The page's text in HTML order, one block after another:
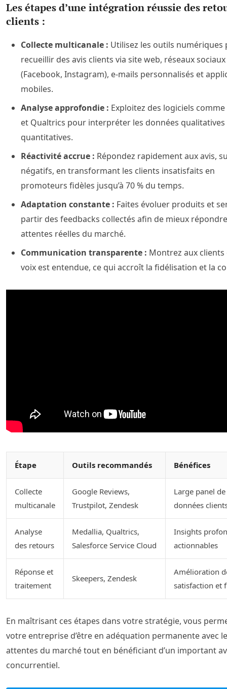
Les étapes d’une intégration réussie des
clients :
Collecte multicanale : Utilisez les outils numériques
recueillir des avis clients via site web, réseaux sociaux
(Facebook, Instagram), e-mails personnalisés et
mobiles.
Analyse approfondie : Exploitez des logiciels
et Qualtrics pour interpréter les données qualitatives
quantitatives.
Réactivité accrue : Répondez rapidement aux avis,
négatifs, en transformant les clients insatisfaits en
promoteurs fidèles jusqu’à 70 % du temps.
Adaptation constante : Faites évoluer produits et
partir des feedbacks collectés afin de mieux
attentes réelles du marché.
Communication transparente : Montrez aux
voix est entendue, ce qui accroît la fidélisation et la
Étape Outils recommandés Bénéfices
Collecte
multicanale
Google Reviews,
Trustpilot, Zendesk
Large panel de
données
Analyse
des retours
Medallia, Qualtrics,
Salesforce Service Cloud
Insights
actionnables
Réponse et
traitement
Skeepers, Zendesk
Amélioration
satisfaction et
En maîtrisant ces étapes dans votre stratégie, vous
votre entreprise d’être en adéquation permanente avec
attentes du marché tout en bénéficiant d’un important
concurrentiel.